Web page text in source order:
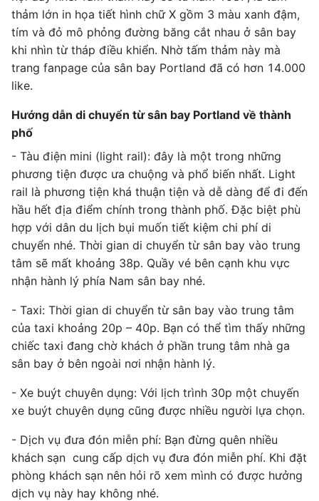
thảm lớn in họa tiết hình chữ X gồm 3 màu xanh đậm,
tím và đỏ mô phỏng đường băng cắt nhau ở sân bay
khi nhìn từ tháp điều khiển. Nhờ tấm thảm này mà
trang fanpage của sân bay Portland đã có hơn 14.000
like.
Hướng dẫn di chuyển từ sân bay Portland về thành
phố
- Tàu điện mini (light rail): đây là một trong những
phương tiện được ưa chuộng và phổ biến nhất. Light
rail là phương tiện khá thuận tiện và dễ dàng để đi đến
hầu hết địa điểm chính trong thành phố. Đặc biệt phù
hợp với dân du lịch bụi muốn tiết kiệm chi phí di
chuyển nhé. Thời gian di chuyển từ sân bay vào trung
tâm sẽ mất khoảng 38p. Quầy vé bên cạnh khu vực
nhận hành lý phía Nam sân bay nhé.
- Taxi: Thời gian di chuyển từ sân bay vào trung tâm
của taxi khoảng 20p – 40p. Bạn có thể tìm thấy những
chiếc taxi đang chờ khách ở phần trung tâm nhà ga
sân bay ở bên ngoài nơi nhận hành lý.
- Xe buýt chuyên dụng: Với lịch trình 30p một chuyến
xe buýt chuyên dụng cũng được nhiều người lựa chọn.
- Dịch vụ đưa đón miễn phí: Bạn đừng quên nhiều
khách sạn cung cấp dịch vụ đưa đón miễn phí. Khi đặt
phòng khách sạn nên hỏi rõ xem mình có được hưởng
dịch vụ này hay không nhé.